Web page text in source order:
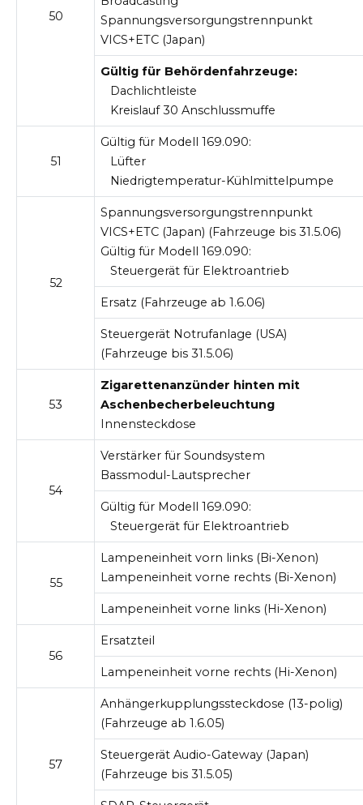
50
Spannungsversorgungstrennpunkt
VICS+ETC (Japan)
Gültig für Behördenfahrzeuge:
Dachlichtleiste
Kreislauf 30 Anschlussmuffe
51
Gültig für Modell 169.090:
Lüfter
Niedrigtemperatur-Kühlmittelpumpe
52
Spannungsversorgungstrennpunkt
VICS+ETC (Japan) (Fahrzeuge bis 31.5.06)
Gültig für Modell 169.090:
Steuergerät für Elektroantrieb
Ersatz (Fahrzeuge ab 1.6.06)
Steuergerät Notrufanlage (USA)
(Fahrzeuge bis 31.5.06)
53
Zigarettenanzünder hinten mit
Aschenbecherbeleuchtung
Innensteckdose
54
Verstärker für Soundsystem
Bassmodul-Lautsprecher
Gültig für Modell 169.090:
Steuergerät für Elektroantrieb
55
Lampeneinheit vorn links (Bi-Xenon)
Lampeneinheit vorne rechts (Bi-Xenon)
Lampeneinheit vorne links (Hi-Xenon)
56
Ersatzteil
Lampeneinheit vorne rechts (Hi-Xenon)
57
Anhängerkupplungssteckdose (13-polig)
(Fahrzeuge ab 1.6.05)
Steuergerät Audio-Gateway (Japan)
(Fahrzeuge bis 31.5.05)